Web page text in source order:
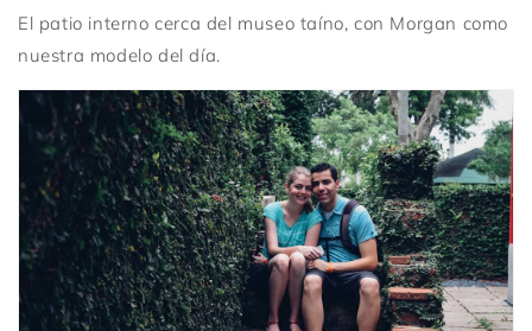
El patio interno cerca del museo taíno, con Morgan como
nuestra modelo del día.